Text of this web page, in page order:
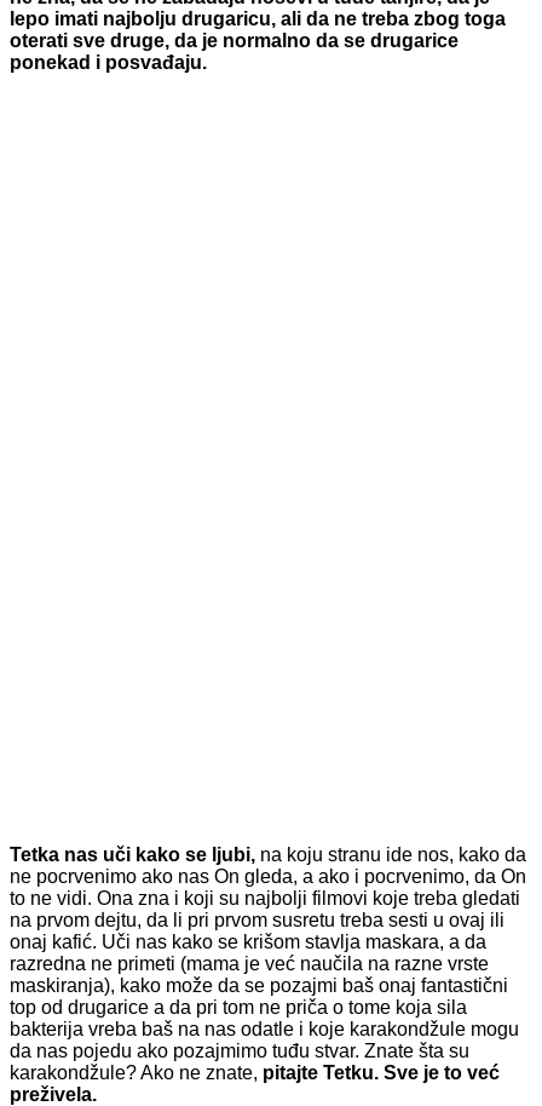
lepo imati najbolju drugaricu, ali da ne treba zbog toga
oterati sve druge, da je normalno da se drugarice
ponekad i posvađaju.
Tetka nas uči kako se ljubi, na koju stranu ide nos, kako da
ne pocrvenimo ako nas On gleda, a ako i pocrvenimo, da On
to ne vidi. Ona zna i koji su najbolji filmovi koje treba gledati
na prvom dejtu, da li pri prvom susretu treba sesti u ovaj ili
onaj kafić. Uči nas kako se krišom stavlja maskara, a da
razredna ne primeti (mama je već naučila na razne vrste
maskiranja), kako može da se pozajmi baš onaj fantastični
top od drugarice a da pri tom ne priča o tome koja sila
bakterija vreba baš na nas odatle i koje karakondžule mogu
da nas pojedu ako pozajmimo tuđu stvar. Znate šta su
karakondžule? Ako ne znate, pitajte Tetku. Sve je to već
preživela.